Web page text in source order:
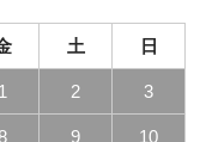
土 日
1 2 3
9 10